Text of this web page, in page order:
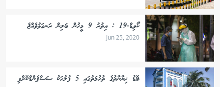
ކޯވިޑް-19 : އިތުރު 9 މީހުން ބަލިން ރަނގަޅުވެއްޖެ
Jun 25, 2020
ބޮޑު ޚިޔާނާތުގެ ތުހުމަތުގައި 5 ފުލުހަކު ސަސްޕެންޑްކޮށްފި